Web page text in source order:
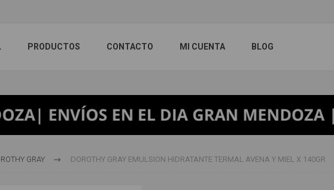
PRODUCTOS CONTACTO MI CUENTA BLOG
GRAY DOROTHY GRAY EMULSION HIDRATANTE TERMAL AVENA Y MIEL X 140GR